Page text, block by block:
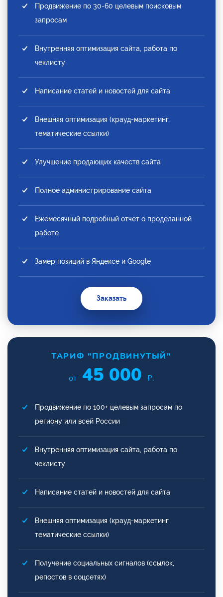
Продвижение по 30-60 целевым поисковым
запросам
Внутренняя оптимизация сайта, работа по
чеклисту
Написание статей и новостей для сайта
Внешняя оптимизация (крауд-маркетинг,
тематические ссылки)
Улучшение продающих качеств сайта
Полное администрирование сайта
Ежемесячный подробный отчет о проделанной
работе
Замер позиций в Яндексе и Google
Заказать
ТАРИФ "ПРОДВИНУТЫЙ"
от 45 000 ₽.
Продвижение по 100+ целевым запросам по
региону или всей России
Внутренняя оптимизация сайта, работа по
чеклисту
Написание статей и новостей для сайта
Внешняя оптимизация (крауд-маркетинг,
тематические ссылки)
Получение социальных сигналов (ссылок,
репостов в соцсетях)